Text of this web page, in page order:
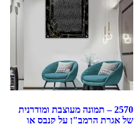
2570 – תמונה מעוצבת ומודרנית
של אגרת הרמב"ן על קנבס או